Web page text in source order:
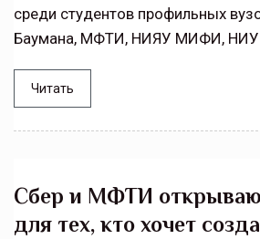
среди студентов профильных
Баумана, МФТИ, НИЯУ МИФИ, НИУ
Читать
Сбер и МФТИ
для тех, кто хочет